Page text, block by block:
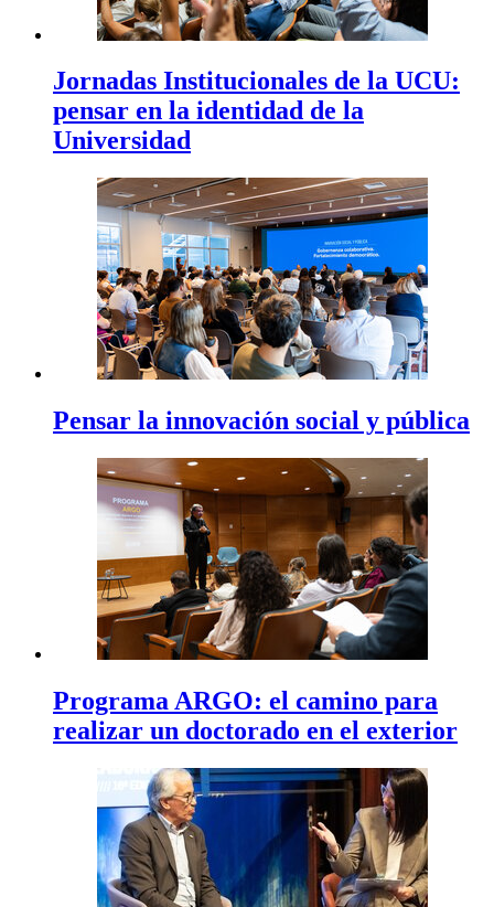
Jornadas Institucionales de la UCU:
pensar en la identidad de la
Universidad
Pensar la innovación social y pública
Programa ARGO: el camino para
realizar un doctorado en el exterior